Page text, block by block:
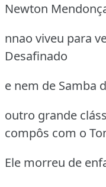
Newton
nnao viveu para
Desafinado
e nem de Samba
outro grande
compôs com o
Ele morreu de